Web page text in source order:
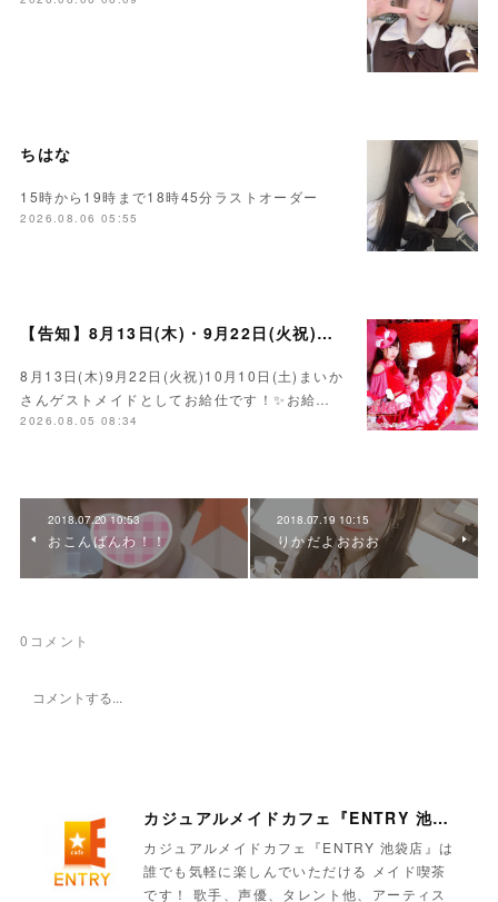
ちはな
15時から19時まで18時45分ラストオーダー
2026.08.06 05:55
【告知】8月13日(木)・9月22日(火祝)・10月10日(土)ゲスト まいかさん🍓
8月13日(木)9月22日(火祝)10月10日(土)まいか
さんゲストメイドとしてお給仕です！✨お給…
2026.08.05 08:34
2018.07.20 10:53
おこんばんわ！！
2018.07.19 10:15
りかだよおおお
0 コメント
カジュアルメイドカフェ『ENTRY 池袋店』
カジュアルメイドカフェ『ENTRY 池袋店』は
誰でも気軽に楽しんでいただける メイド喫茶
です！ 歌手、声優、タレント他、アーティス